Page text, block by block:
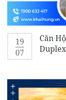
19
07
Căn